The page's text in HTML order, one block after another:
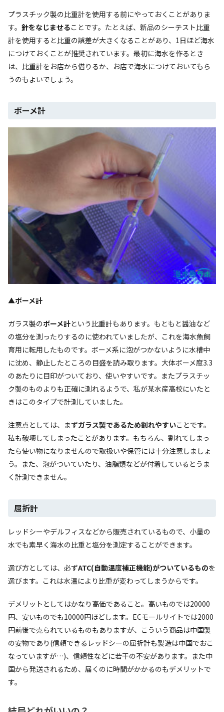
プラスチック製の比重計を使用する前にやっておくことがありま
す。 針をなじませることです。たとえば、新品のシーテスト比重
計を使用すると比重の誤差が大きくなることがあり、1日ほど海水
につけておくことが推奨されています。最初に海水を作るとき
は、比重計をお店から借りるか、お店で海水につけておいてもら
うのもよいでしょう。
ボーメ計
▲ボーメ計
ガラス製のボーメ計という比重計もあります。もともと醤油など
の塩分を測ったりするのに使われていましたが、これを海水魚飼
育用に転用したものです。ボーメ系に泡がつかないように水槽中
に沈め、静止したところの目盛を読み取ります。大体ボーメ度3.3
のあたりに目印がついており、使いやすいです。またプラスチッ
ク製のものよりも正確に測れるようで、私が某水産高校にいたと
きはこのタイプで計測していました。
注意点としては、まずガラス製であるため割れやすいことです。
私も破壊してしまったことがあります。もちろん、割れてしまっ
たら使い物になりませんので取扱いや保管には十分注意しましょ
う。また、泡がついていたり、油脂類などが付着しているとうま
く計測できません。
屈折計
レッドシーやデルフィスなどから販売されているもので、小量の
水でも素早く海水の比重と塩分を測定することができます。
選び方としては、必ずATC(自動温度補正機能)がついているものを
選びます。これは水温により比重が変わってしまうからです。
デメリットとしてはかなり高価であること。高いものでは20000
円、安いものでも10000円ほどします。ECモールサイトでは2000
円前後で売られているものもありますが、こういう商品は中国製
の安物であり(信頼できるレッドシーの屈折計も製造は中国でおこ
なっていますが…)、信頼性などに若干の不安があります。また中
国から発送されるため、届くのに時間がかかるのもデメリットで
す。